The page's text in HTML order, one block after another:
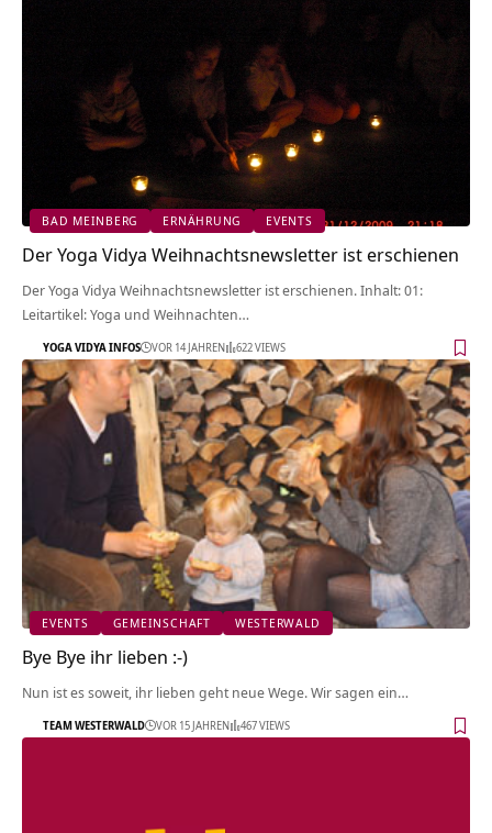
BAD MEINBERG ERNÄHRUNG EVENTS
Der Yoga Vidya Weihnachtsnewsletter ist erschienen
Der Yoga Vidya Weihnachtsnewsletter ist erschienen. Inhalt: 01:
Leitartikel: Yoga und Weihnachten…
YOGA VIDYA INFOS VOR 14 JAHREN 622 VIEWS
EVENTS GEMEINSCHAFT WESTERWALD
Bye Bye ihr lieben :-)
Nun ist es soweit, ihr lieben geht neue Wege. Wir sagen ein…
TEAM WESTERWALD VOR 15 JAHREN 467 VIEWS